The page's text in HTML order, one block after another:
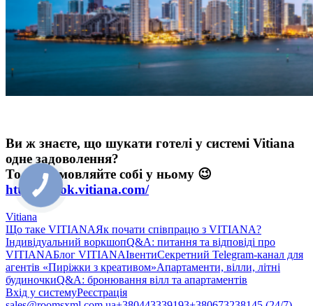
Ви ж знаєте, що шукати готелі у системі Vitiana
одне задоволення?
То не відмовляйте собі у ньому 😉
https://book.vitiana.com/
Vitiana
Що таке VITIANAЯк почати співпрацю з VITIANA?
Індивідуальний воркшопQ&A: питання та відповіді про
VITIANAБлог VITIANAІвентиСекретний Telegram-канал для
агентів «Пиріжки з креативом»Апартаменти, вілли, літні
будиночкиQ&A: бронювання вілл та апартаментів
Вхід у системуРеєстрація